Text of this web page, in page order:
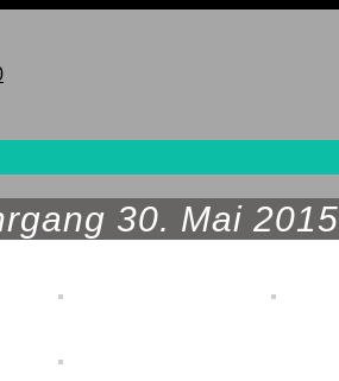
30. Mai 2015